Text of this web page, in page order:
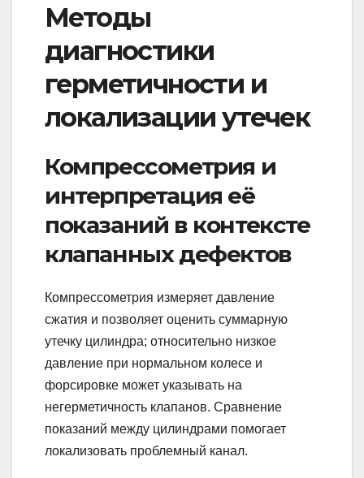
Методы
диагностики
герметичности и
локализации утечек
Компрессометрия и
интерпретация её
показаний в контексте
клапанных дефектов
Компрессометрия измеряет давление
сжатия и позволяет оценить суммарную
утечку цилиндра; относительно низкое
давление при нормальном колесе и
форсировке может указывать на
негерметичность клапанов. Сравнение
показаний между цилиндрами помогает
локализовать проблемный канал.